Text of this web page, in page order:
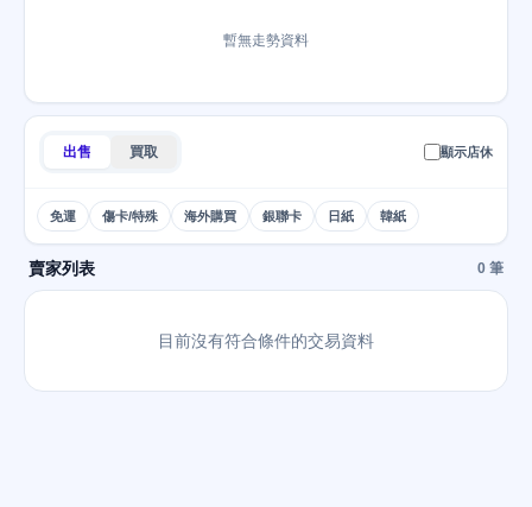
暫無走勢資料
出售 買取 顯示店休
免運 傷卡/特殊 海外購買 銀聯卡 日紙 韓紙
賣家列表 0 筆
目前沒有符合條件的交易資料